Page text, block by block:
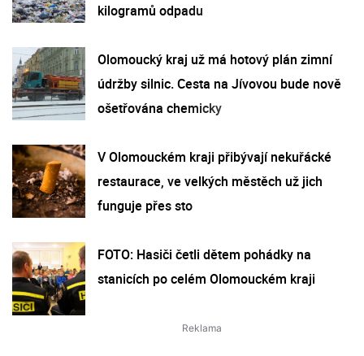
kilogramů odpadu
Olomoucký kraj už má hotový plán zimní
údržby silnic. Cesta na Jívovou bude nově
ošetřována chemicky
V Olomouckém kraji přibývají nekuřácké
restaurace, ve velkých městěch už jich
funguje přes sto
FOTO: Hasiči četli dětem pohádky na
stanicích po celém Olomouckém kraji